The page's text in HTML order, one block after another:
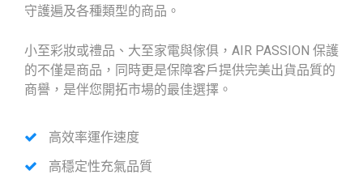
守護遍及各種類型的商品。
小至彩妝或禮品、大至家電與傢俱，AIR PASSION 保護
的不僅是商品，同時更是保障客戶提供完美出貨品質的
商譽，是伴您開拓市場的最佳選擇。
高效率運作速度
高穩定性充氣品質